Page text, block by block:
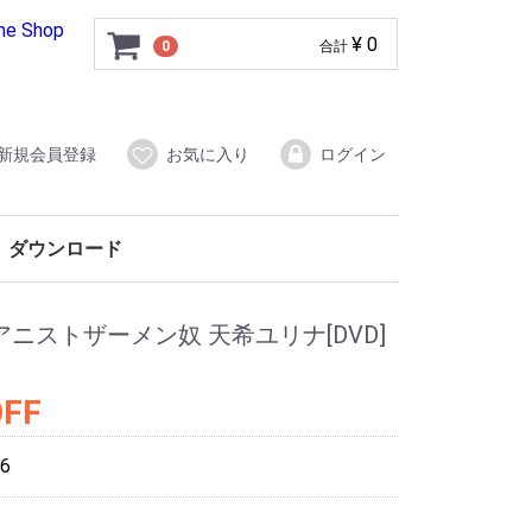
Shop
0 合計 ¥ 0
規会員登録 お気に入り ログイン
ダウンロード
ストザーメン奴 天希ユリナ[DVD]